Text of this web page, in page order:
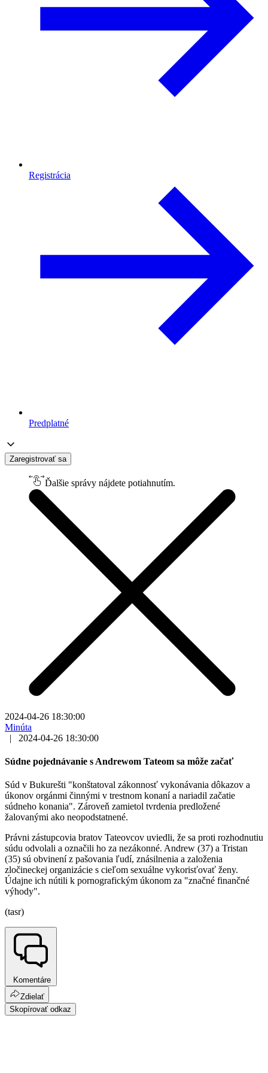
Registrácia
Predplatné
Zaregistrovať sa
Ďalšie správy nájdete potiahnutím.
2024-04-26 18:30:00
Minúta
|
2024-04-26 18:30:00
Súdne pojednávanie s Andrewom Tateom sa môže začať
Súd v Bukurešti "konštatoval zákonnosť vykonávania dôkazov a
úkonov orgánmi činnými v trestnom konaní a nariadil začatie
súdneho konania". Zároveň zamietol tvrdenia predložené
žalovanými ako neopodstatnené.
Právni zástupcovia bratov Tateovcov uviedli, že sa proti rozhodnutiu
súdu odvolali a označili ho za nezákonné. Andrew (37) a Tristan
(35) sú obvinení z pašovania ľudí, znásilnenia a založenia
zločineckej organizácie s cieľom sexuálne vykorisťovať ženy.
Údajne ich nútili k pornografickým úkonom za "značné finančné
výhody".
(tasr)
Komentáre
Zdielať
Skopírovať odkaz